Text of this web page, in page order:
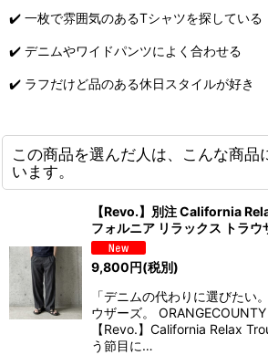
✔️ 一枚で雰囲気のあるTシャツを探している
✔️ デニムやワイドパンツによく合わせる
✔️ ラフだけど品のある休日スタイルが好き
この商品を選んだ人は、こんな商品
います。
【Revo.】別注 California
フォルニア リラックス トラウ
9,800円(税別)
「デニムの代わりに選びたい
ウザーズ。
【Revo.】California Relax
う節目に…